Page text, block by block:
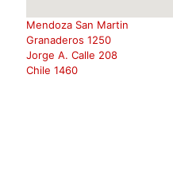
Mendoza San Martin
Granaderos 1250
Jorge A. Calle 208
Chile 1460